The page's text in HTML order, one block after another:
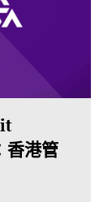
香港管